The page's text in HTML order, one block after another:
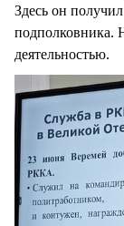
Здесь он
подполковника.
деятельностью.